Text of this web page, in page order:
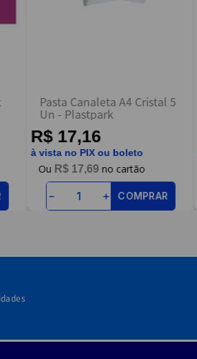
Pasta Canaleta A4 Cristal 5
Un - Plastpark
R$ 17,16
à vista no PIX ou boleto
R$ 17,69
＋
－ COMPRAR